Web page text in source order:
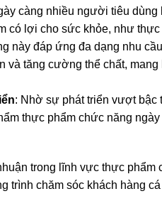
càng nhiều người tiêu
có lợi cho sức khỏe, như
này đáp ứng đa dạng nhu
và tăng cường thể chất,
: Nhờ sự phát triển vượt bậc
thực phẩm chức năng
trong lĩnh vực thực phẩm
chăm sóc khách hàng